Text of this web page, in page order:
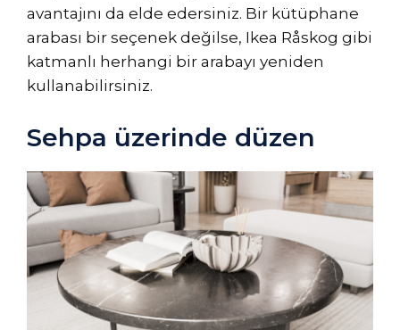
avantajını da elde edersiniz. Bir kütüphane
arabası bir seçenek değilse, Ikea Råskog gibi
katmanlı herhangi bir arabayı yeniden
kullanabilirsiniz.
Sehpa üzerinde düzen